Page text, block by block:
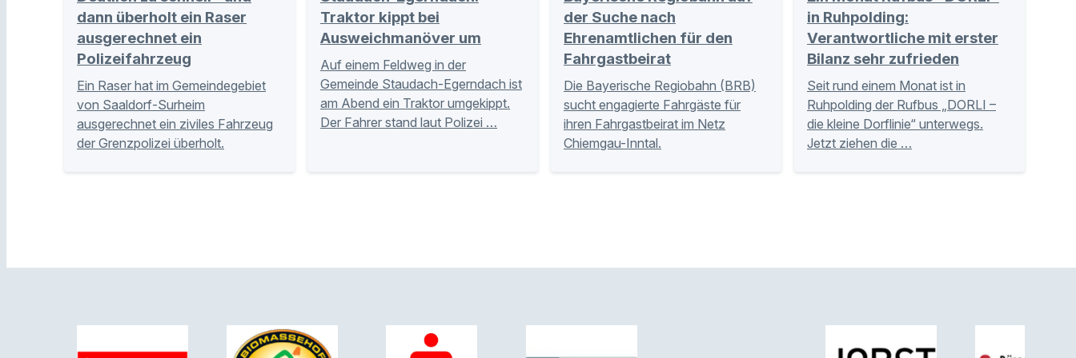
dann überholt ein Raser
ausgerechnet ein
Polizeifahrzeug
Ein Raser hat im Gemeindegebiet
von Saaldorf-Surheim
ausgerechnet ein ziviles Fahrzeug
der Grenzpolizei überholt.
Traktor kippt bei
Ausweichmanöver um
Auf einem Feldweg in der
Gemeinde Staudach-Egerndach ist
am Abend ein Traktor umgekippt.
Der Fahrer stand laut Polizei …
der Suche nach
Ehrenamtlichen für den
Fahrgastbeirat
Die Bayerische Regiobahn (BRB)
sucht engagierte Fahrgäste für
ihren Fahrgastbeirat im Netz
Chiemgau-Inntal.
in Ruhpolding:
Verantwortliche mit erster
Bilanz sehr zufrieden
Seit rund einem Monat ist in
Ruhpolding der Rufbus „DORLI –
die kleine Dorflinie“ unterwegs.
Jetzt ziehen die …